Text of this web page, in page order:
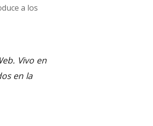
a los
Vivo en
en la